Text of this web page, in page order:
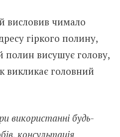
висловив чимало
гіркого полину,
полин висушує голову,
викликає гoловний
використанні будь-
консультація